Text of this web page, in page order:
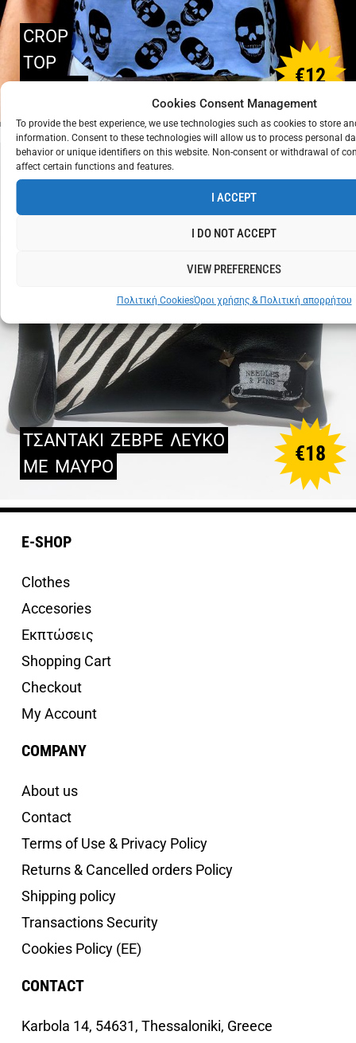
Cookies Consent Management
To provide the best experience, we use technologies such as cookies to store
information. Consent to these technologies will allow us to process personal
behavior or unique identifiers on this website. Non-consent or withdrawal of
affect certain functions and features.
I ACCEPT
I DO NOT ACCEPT
VIEW PREFERENCES
Πολιτική CookiesΌροι χρήσης & Πολιτική απορρήτου
CROP
TOP
€12
ΤΣΑΝΤΑΚΙ ΖΕΒΡΕ ΛΕΥΚΟ
ΜΕ ΜΑΥΡΟ
€18
E-SHOP
Clothes
Accesories
Εκπτώσεις
Shopping Cart
Checkout
My Account
COMPANY
About us
Contact
Terms of Use & Privacy Policy
Returns & Cancelled orders Policy
Shipping policy
Transactions Security
Cookies Policy (EE)
CONTACT
Κarbola 14, 54631, Thessaloniki, Greece